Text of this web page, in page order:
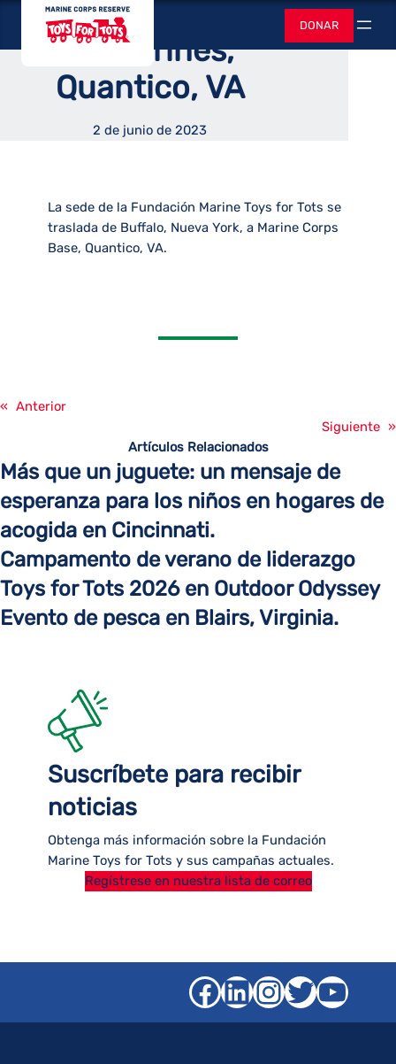
contenido
Juguetes
DONAR Buscar
a la base del Cuerpo
de Marines,
Quantico, VA
2 de junio de 2023
La sede de la Fundación Marine Toys for Tots se
traslada de Buffalo, Nueva York, a Marine Corps
Base, Quantico, VA.
« Anterior
Siguiente »
Artículos Relacionados
Más que un juguete: un mensaje de
esperanza para los niños en hogares de
acogida en Cincinnati.
Campamento de verano de liderazgo
Toys for Tots 2026 en Outdoor Odyssey
Evento de pesca en Blairs, Virginia.
Suscríbete para recibir
noticias
Obtenga más información sobre la Fundación
Marine Toys for Tots y sus campañas actuales.
Regístrese en nuestra lista de correo
Facebook
LinkedIn
Gorjeo